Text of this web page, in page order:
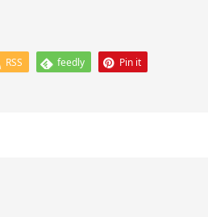
RSS feedly Pin it